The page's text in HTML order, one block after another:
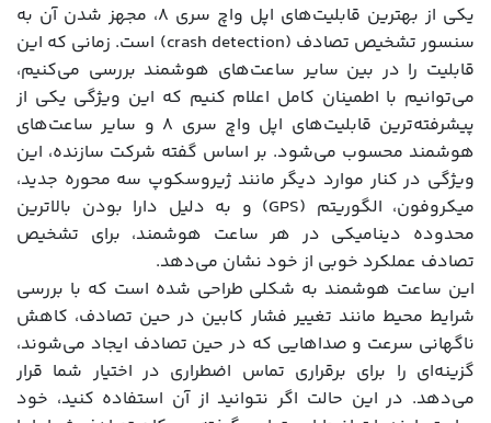
یکی از بهترین قابلیت‌های اپل واچ سری 8، مجهز شدن آن به
سنسور تشخیص تصادف (crash detection) است. زمانی که این
قابلیت را در بین سایر ساعت‌های هوشمند بررسی می‌کنیم،
می‌توانیم با اطمینان کامل اعلام کنیم که این ویژگی یکی از
پیشرفته‌ترین قابلیت‌های اپل واچ سری 8 و سایر ساعت‌های
هوشمند محسوب می‌شود. بر اساس گفته شرکت سازنده، این
ویژگی در کنار موارد دیگر مانند ژیروسکوپ سه محوره جدید،
میکروفون، الگوریتم (GPS) و به دلیل دارا بودن بالاترین
محدوده دینامیکی در هر ساعت هوشمند، برای تشخیص
تصادف عملکرد خوبی از خود نشان می‌دهد.
این ساعت هوشمند به شکلی طراحی شده است که با بررسی
شرایط محیط مانند تغییر فشار کابین در حین تصادف، کاهش
ناگهانی سرعت و صداهایی که در حین تصادف ایجاد می‌شوند،
گزینه‌ای را برای برقراری تماس اضطراری در اختیار شما قرار
می‌دهد. در این حالت اگر نتوانید از آن استفاده کنید، خود